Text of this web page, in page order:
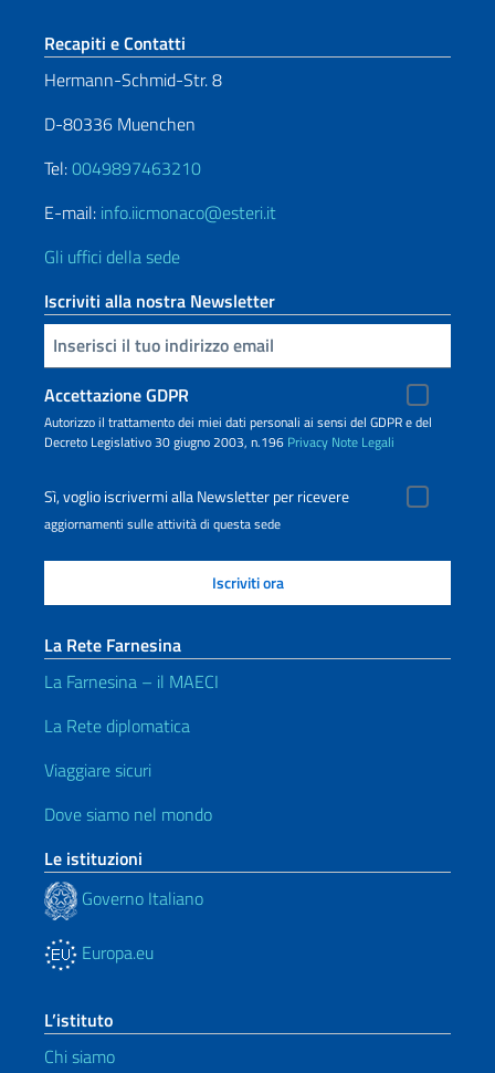
Sezione footer
Recapiti e Contatti
Hermann-Schmid-Str. 8
D-80336 Muenchen
Tel:0049897463210
E-mail: info.iicmonaco@esteri.it
Gli uffici della sede
Iscriviti alla nostra Newsletter
Inserisci la tua email
Accettazione GDPR
Autorizzo il trattamento dei miei dati personali ai sensi del GDPR e del
Decreto Legislativo 30 giugno 2003, n.196 Privacy Note Legali
Sì, voglio iscrivermi alla Newsletter per ricevere
aggiornamenti sulle attività di questa sede
La Rete Farnesina
La Farnesina – il MAECI
La Rete diplomatica
Viaggiare sicuri
Dove siamo nel mondo
Le istituzioni
Governo Italiano
Europa.eu
L’istituto
Chi siamo